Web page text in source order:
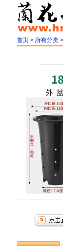
首页 > 所有分类 >